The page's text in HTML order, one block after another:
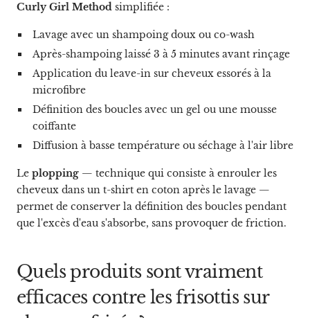
Curly Girl Method simplifiée :
Lavage avec un shampoing doux ou co-wash
Après-shampoing laissé 3 à 5 minutes avant rinçage
Application du leave-in sur cheveux essorés à la
microfibre
Définition des boucles avec un gel ou une mousse
coiffante
Diffusion à basse température ou séchage à l'air libre
Le plopping — technique qui consiste à enrouler les
cheveux dans un t-shirt en coton après le lavage —
permet de conserver la définition des boucles pendant
que l'excès d'eau s'absorbe, sans provoquer de friction.
Quels produits sont vraiment
efficaces contre les frisottis sur